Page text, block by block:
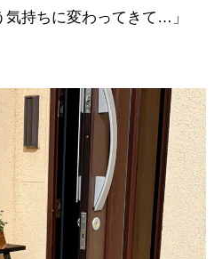
持ちに変わってきて…」